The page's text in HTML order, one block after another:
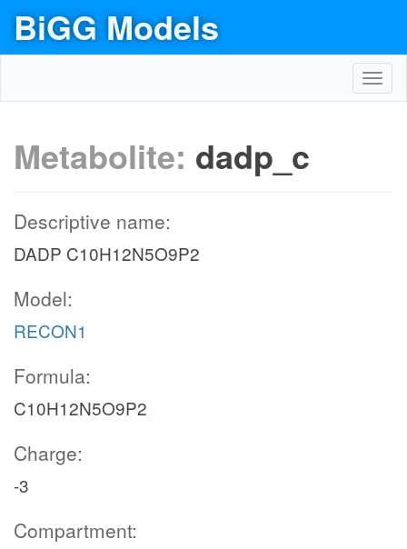
BiGG Models
Metabolite: dadp_c
Descriptive name:
DADP C10H12N5O9P2
Model:
RECON1
Formula:
C10H12N5O9P2
Charge:
-3
Compartment: